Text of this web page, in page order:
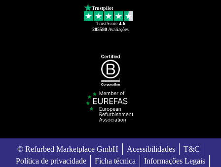
Trustpilot
TrustScore 4.6
205580 Avaliações
© Refurbed Marketplace GmbH Acessibilidades
T&C
Política de privacidade
Ficha técnica Informações Legais